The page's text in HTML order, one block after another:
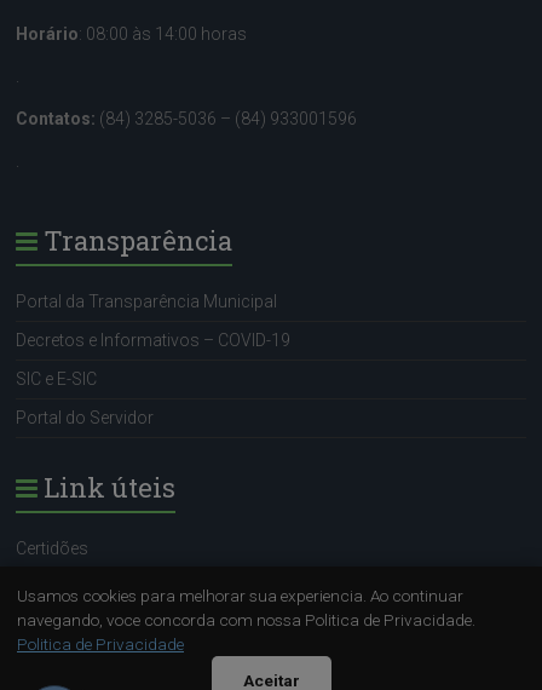
Horário: 08:00 às 14:00 horas
Contatos: (84) 3285-5036 – (84) 933001596
Transparência
Portal da Transparência Municipal
Decretos e Informativos – COVID-19
SIC e E-SIC
Portal do Servidor
Link úteis
Certidões
Portal do Servidor
SIC e E-SIC
Usamos cookies para melhorar sua experiencia. Ao continuar
navegando, voce concorda com nossa Politica de Privacidade.
Politica de Privacidade
Aceitar